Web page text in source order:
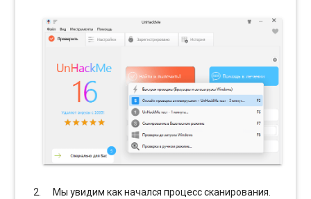
Мы увидим как начался процесс сканирования.